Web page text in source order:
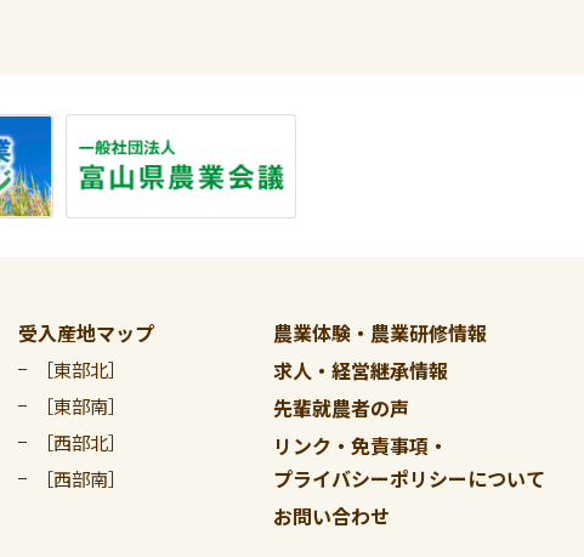
受入産地マップ
［東部北］
［東部南］
［西部北］
［西部南］
農業体験・農業研修情報
求人・経営継承情報
先輩就農者の声
リンク・免責事項・
プライバシーポリシーについて
お問い合わせ